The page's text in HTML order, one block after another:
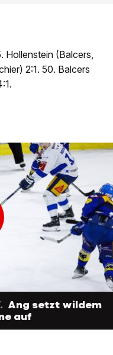
Hollenstein (Balcers,
2:1. 50. Balcers
Ang setzt wildem
auf